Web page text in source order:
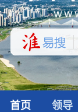
首页 领导